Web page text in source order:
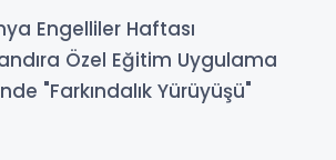
Engelliler Haftası
Özel Eğitim Uygulama
"Farkındalık Yürüyüşü"